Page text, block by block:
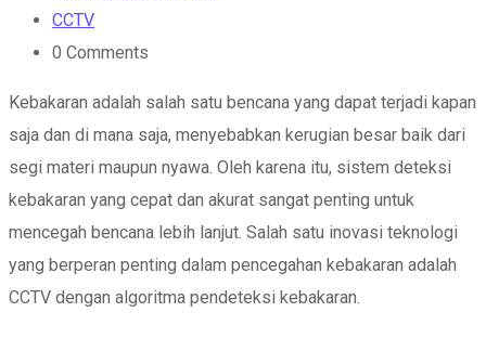
CCTV
0 Comments
Kebakaran adalah salah satu bencana yang dapat terjadi kapan
saja dan di mana saja, menyebabkan kerugian besar baik dari
segi materi maupun nyawa. Oleh karena itu, sistem deteksi
kebakaran yang cepat dan akurat sangat penting untuk
mencegah bencana lebih lanjut. Salah satu inovasi teknologi
yang berperan penting dalam pencegahan kebakaran adalah
CCTV dengan algoritma pendeteksi kebakaran.